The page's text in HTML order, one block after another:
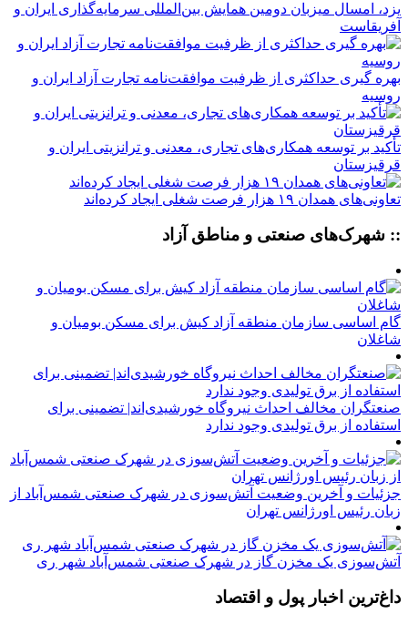
یزد، امسال میزبان دومین همایش بین‌المللی سرمایه‌گذاری ایران و
آفریقاست
بهره گیری حداکثری از ظرفیت موافقت‌نامه تجارت آزاد ایران و
روسیه
تأکید بر توسعه همکاری‌های تجاری، معدنی و ترانزیتی ایران و
قرقیزستان
تعاونی‌های همدان ۱۹ هزار فرصت شغلی ایجاد کرده‌اند
:: شهرک‌های صنعتی و مناطق آزاد
گام اساسی سازمان منطقه آزاد کیش برای مسکن بومیان و
شاغلان
صنعتگران مخالف احداث نیروگاه خورشیدی‌اند| تضمینی برای
استفاده از برق تولیدی وجود ندارد
جزئیات و آخرین وضعیت آتش‌سوزی در شهرک صنعتی شمس‌آباد از
زبان رئیس اورژانس تهران
آتش‌سوزی یک مخزن گاز در شهرک صنعتی شمس‌آباد شهر ری
داغ‌ترین اخبار پول و اقتصاد